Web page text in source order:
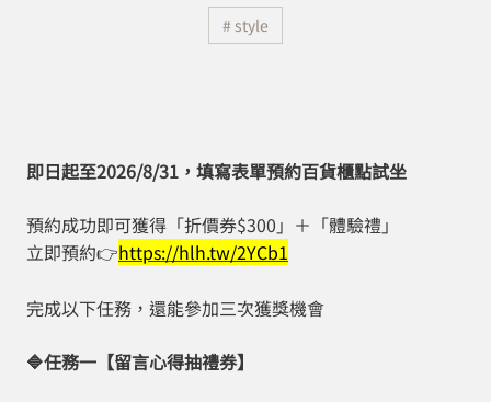
# style
即日起至2026/8/31，填寫表單預約百貨櫃點試坐
預約成功即可獲得「折價券$300」＋「體驗禮」
立即預約👉️https://hlh.tw/2YCb1
完成以下任務，還能參加三次獲獎機會
🔷任務一【留言心得抽禮券】